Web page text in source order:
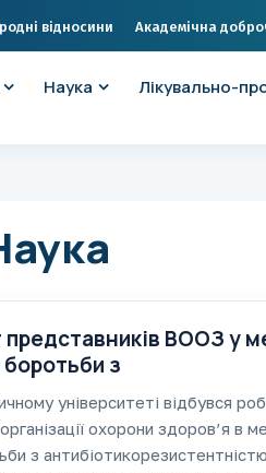
відносини Академічна
Наука
Лікувально-
ВООЗ у
з
університеті відбувся
охорони здоров’я в
з